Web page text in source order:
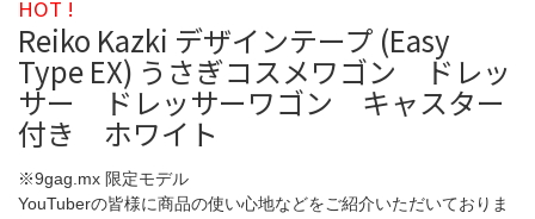
HOT !
Reiko Kazki デザインテープ (Easy
Type EX) うさぎコスメワゴン ドレッ
サー ドレッサーワゴン キャスター
付き ホワイト
※9gag.mx 限定モデル
YouTuberの皆様に商品の使い心地などをご紹介いただいておりま